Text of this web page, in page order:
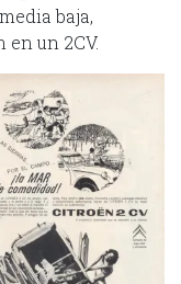
baja,
un 2CV.